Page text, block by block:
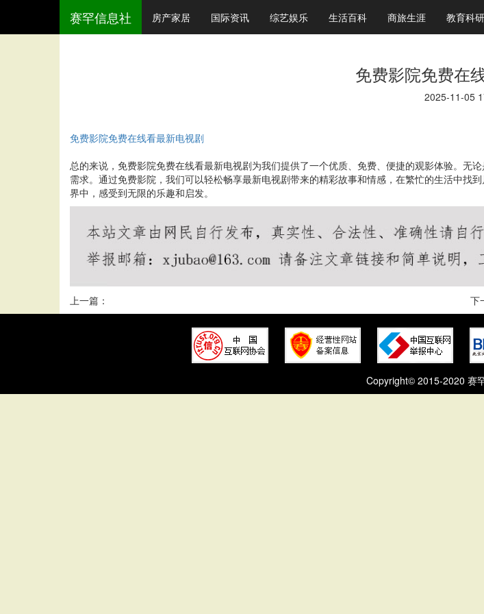
赛罕信息社 房产家居 国际资讯 综艺娱乐 生活百科 商旅生涯 教育科研
免费影院免费在
2025-11-05
免费影院免费在线看最新电视剧
总的来说，免费影院免费在线看最新电视剧为我们提供了一个优质、免费、便捷的观影体验。无
需求。通过免费影院，我们可以轻松畅享最新电视剧带来的精彩故事和情感，在繁忙的生活中
界中，感受到无限的乐趣和启发。
上一篇： 下
Copyright© 2015-2020 赛